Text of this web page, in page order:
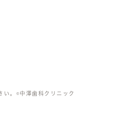
い。©中澤歯科クリニック